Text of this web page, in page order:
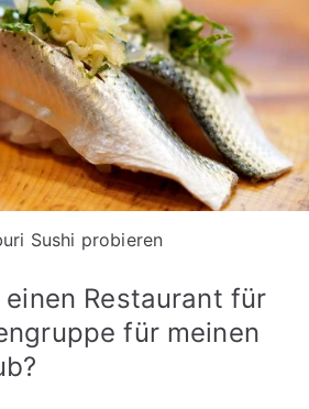
Sushi probieren
Restaurant für
für meinen